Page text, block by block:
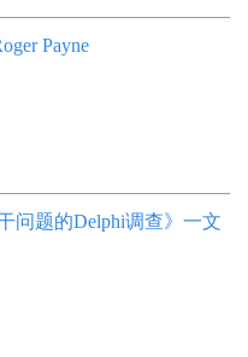
Payne
问题的Delphi调查》一文